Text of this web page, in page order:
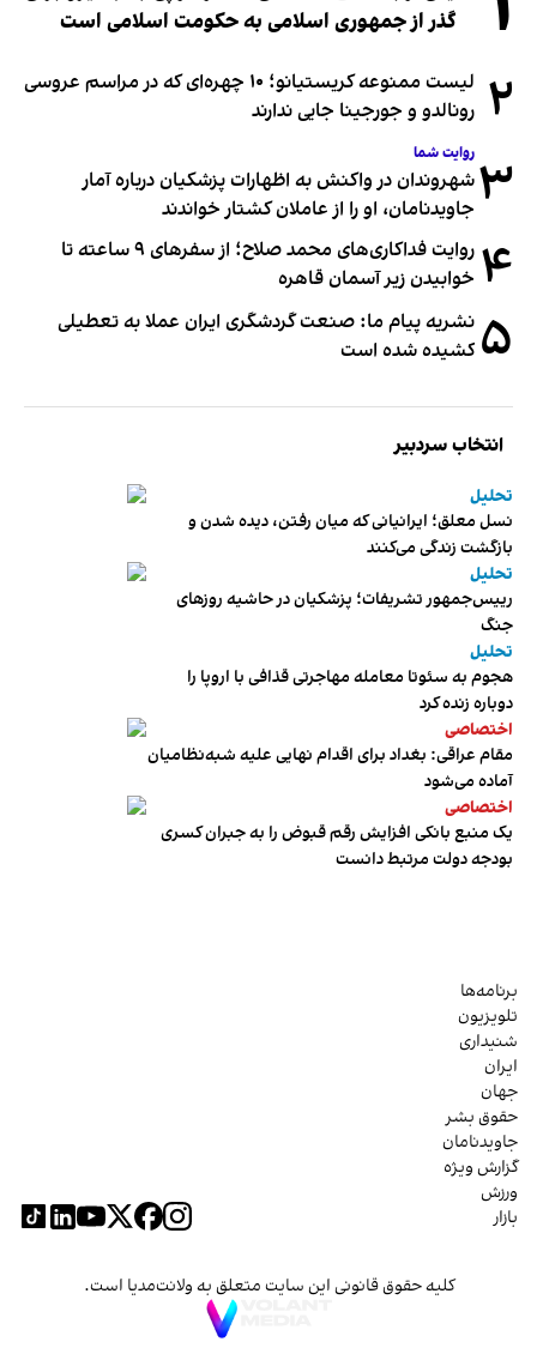
گذر از جمهوری اسلامی به حکومت اسلامی است
۲
لیست ممنوعه کریستیانو؛ ۱۰ چهره‌ای که در مراسم عروسی
رونالدو و جورجینا جایی ندارند
۳ روایت شما
شهروندان در واکنش به اظهارات پزشکیان درباره آمار
جاویدنامان، او را از عاملان کشتار خواندند
۴
روایت فداکاری‌های محمد صلاح؛ از سفرهای ۹ ساعته تا
خوابیدن زیر آسمان قاهره
۵ نشریه پیام ما: صنعت گردشگری ایران عملا به تعطیلی
کشیده شده است
انتخاب سردبیر
تحلیل
نسل معلق؛ ایرانیانی که میان رفتن، دیده شدن و
بازگشت زندگی می‌کنند
تحلیل
رییس‌جمهور تشریفات؛ پزشکیان در حاشیه روزهای
جنگ
تحلیل
هجوم به سئوتا معامله مهاجرتی قذافی با اروپا را
دوباره زنده کرد
اختصاصی
مقام عراقی: بغداد برای اقدام نهایی علیه شبه‌نظامیان
آماده می‌شود
اختصاصی
یک منبع بانکی افزایش رقم قبوض را به جبران کسری
بودجه دولت مرتبط دانست
برنامه‌ها
تلویزیون
شنیداری
ایران
جهان
حقوق بشر
جاویدنامان
گزارش ویژه
ورزش
بازار
کلیه حقوق قانونی این سایت متعلق به ولانت‌مدیا است.